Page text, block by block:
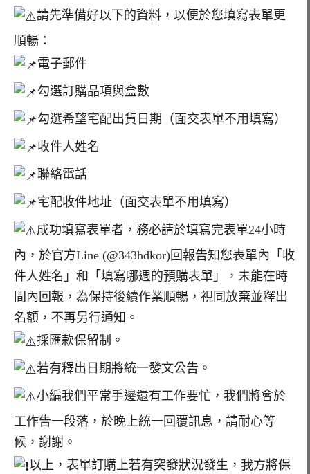
請先準備好以下的資料，以便於您填寫表單更
順暢：
電子郵件
勾選訂購品項與盒數
勾選希望宅配出貨日期（面交表單不用填寫）
收件人姓名
聯絡電話
宅配收件地址（面交表單不用填寫）
成功填寫表單者，務必請於填寫完表單24小時
內，於官方Line (@343hdkor)回報告知您表單內「收
件人姓名」和「填寫哪週的預購表單」，未能在時
間內回報，為保持後續作業順暢，視同放棄並釋出
名額，不再另行通知。
採匯款保留制。
若有釋出日期將統一發文公告。
小編我們平常手邊還有工作要忙，我們將會於
工作告一段落，於晚上統一回覆訊息，請耐心等
候，謝謝。
以上，表單訂購上若有突發狀況發生，我方將保